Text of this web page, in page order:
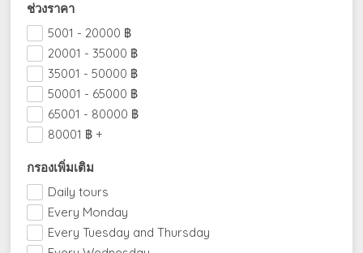
กรองเพิ่มเติม
Daily tours
Every Monday
Every Tuesday and Thursday
ช่วงราคา
5001 - 20000 ฿
20001 - 35000 ฿
35001 - 50000 ฿
50001 - 65000 ฿
65001 - 80000 ฿
80001 ฿ +